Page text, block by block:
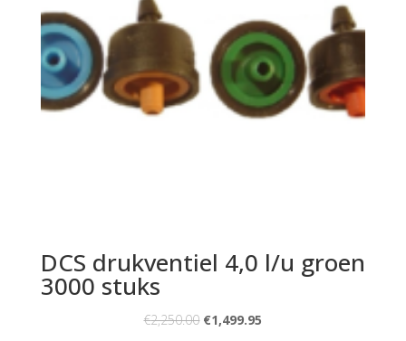
DCS drukventiel 4,0 l/u groen
3000 stuks
€2,250.00 €1,499.95